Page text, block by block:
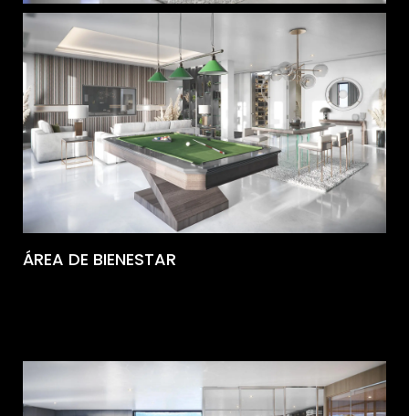
ÁREA DE BIENESTAR